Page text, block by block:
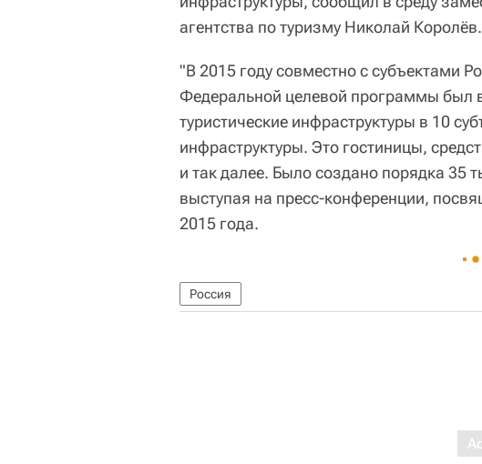
агентства по туризму Николай Королёв.
"В 2015 году совместно с субъектами
Федеральной целевой программы был
туристические инфраструктуры в 10
инфраструктуры. Это гостиницы,
и так далее. Было создано порядка 35
выступая на пресс-конференции,
2015 года.
Россия